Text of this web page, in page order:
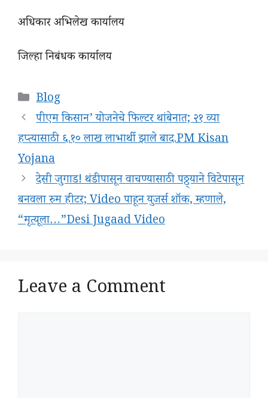
अधिकार अभिलेख कार्यालय
जिल्हा निबंधक कार्यालय
Categories
Blog
पीएम किसान’ योजनेचे फिल्टर थांबेनात; २१ व्या
हप्त्यासाठी ६.१० लाख लाभार्थी झाले बाद.PM Kisan
Yojana
देसी जुगाड! थंडीपासून वाचण्यासाठी पठ्ठ्याने विटेपासून
बनवला रुम हीटर; Video पाहून युजर्स शॉक, म्हणाले,
“मृत्यूला…”Desi Jugaad Video
Leave a Comment